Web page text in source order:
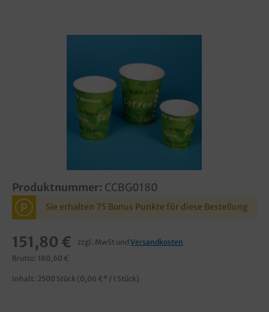
Produktnummer: CCBG0180
P Sie erhalten 75 Bonus Punkte für diese Bestellung
151,80 € zzgl. MwSt und Versandkosten
Brutto: 180,60 €
Inhalt: 2500 Stück (0,06 €* / 1 Stück)